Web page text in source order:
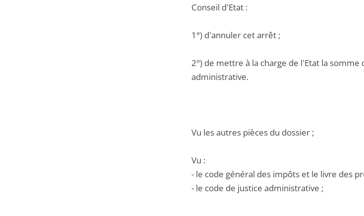
Conseil d'Etat :
1°) d'annuler cet arrêt ;
2°) de mettre à la charge de l'Etat la
administrative.
Vu les autres pièces du dossier ;
Vu :
- le code général des impôts et le livre des
- le code de justice administrative ;